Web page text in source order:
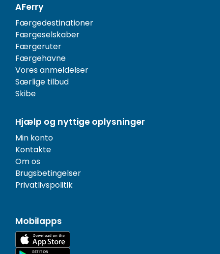
AFerry
Færgedestinationer
Færgeselskaber
Færgeruter
Færgehavne
Vores anmeldelser
Særlige tilbud
Skibe
Hjælp og nyttige oplysninger
Min konto
Kontakte
Om os
Brugsbetingelser
Privatlivspolitik
Mobilapps